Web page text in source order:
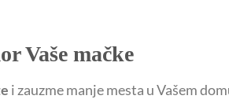
Vaše mačke
i zauzme manje mesta u Vašem